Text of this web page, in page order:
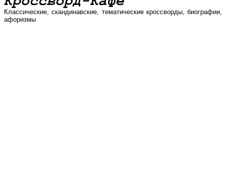
Классические, скандинавские, тематические кроссворды, биографии,
афоризмы